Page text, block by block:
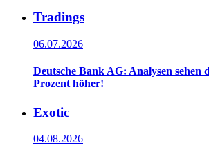
Tradings
06.07.2026
Deutsche Bank AG: Analysen sehen
Prozent höher!
Exotic
04.08.2026